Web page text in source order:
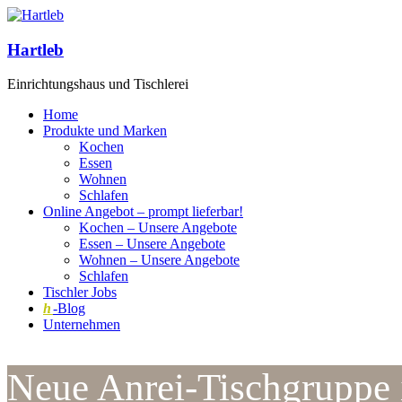
Hartleb
Einrichtungshaus und Tischlerei
Home
Produkte und Marken
Kochen
Essen
Wohnen
Schlafen
Online Angebot – prompt lieferbar!
Kochen – Unsere Angebote
Essen – Unsere Angebote
Wohnen – Unsere Angebote
Schlafen
Tischler Jobs
h-Blog
Unternehmen
Neue Anrei-Tischgruppe